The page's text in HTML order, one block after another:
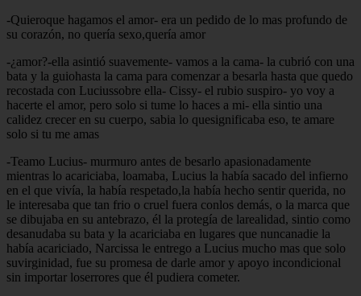
-Quieroque hagamos el amor- era un pedido de lo mas profundo de
su corazón, no quería sexo,quería amor
-¿amor?-ella asintió suavemente- vamos a la cama- la cubrió con una
bata y la guiohasta la cama para comenzar a besarla hasta que quedo
recostada con Luciussobre ella- Cissy- el rubio suspiro- yo voy a
hacerte el amor, pero solo si tume lo haces a mi- ella sintio una
calidez crecer en su cuerpo, sabia lo quesignificaba eso, te amare
solo si tu me amas
-Teamo Lucius- murmuro antes de besarlo apasionadamente
mientras lo acariciaba, loamaba, Lucius la había sacado del infierno
en el que vivía, la había respetado,la había hecho sentir querida, no
le interesaba que tan frio o cruel fuera conlos demás, o la marca que
se dibujaba en su antebrazo, él la protegía de larealidad, sintio como
desanudaba su bata y la acariciaba en lugares que nuncanadie la
había acariciado, Narcissa le entrego a Lucius mucho mas que solo
suvirginidad, fue su promesa de darle amor y apoyo incondicional
sin importar loserrores que él pudiera cometer.